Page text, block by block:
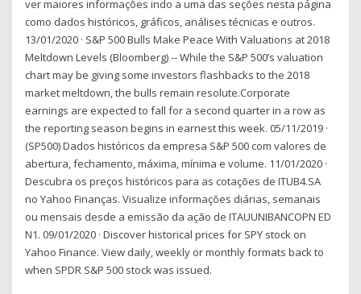
ver maiores informações indo a uma das seções nesta página
como dados históricos, gráficos, análises técnicas e outros.
13/01/2020 · S&P 500 Bulls Make Peace With Valuations at 2018
Meltdown Levels (Bloomberg) -- While the S&P 500’s valuation
chart may be giving some investors flashbacks to the 2018
market meltdown, the bulls remain resolute.Corporate
earnings are expected to fall for a second quarter in a row as
the reporting season begins in earnest this week. 05/11/2019 ·
(SP500) Dados históricos da empresa S&P 500 com valores de
abertura, fechamento, máxima, mínima e volume. 11/01/2020 ·
Descubra os preços históricos para as cotações de ITUB4.SA
no Yahoo Finanças. Visualize informações diárias, semanais
ou mensais desde a emissão da ação de ITAUUNIBANCOPN ED
N1. 09/01/2020 · Discover historical prices for SPY stock on
Yahoo Finance. View daily, weekly or monthly formats back to
when SPDR S&P 500 stock was issued.